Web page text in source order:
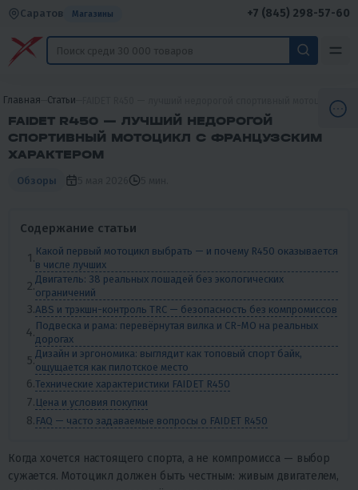
Саратов Магазины +7 (845) 298-57-60
Главная Статьи FAIDET R450 — лучший недорогой спортивный мотоцикл с
FAIDET R450 — ЛУЧШИЙ НЕДОРОГОЙ
СПОРТИВНЫЙ МОТОЦИКЛ С ФРАНЦУЗСКИМ
ХАРАКТЕРОМ
Обзоры
Содержание статьи
Какой первый мотоцикл выбрать — и почему R450 оказывается
в числе лучших
Двигатель: 38 реальных лошадей без экологических
ограничений
ABS и трэкшн-контроль TRC — безопасность без компромиссов
Подвеска и рама: перевёрнутая вилка и CR-MO на реальных
дорогах
Дизайн и эргономика: выглядит как топовый спорт байк,
ощущается как пилотское место
Технические характеристики FAIDET R450
Цена и условия покупки
FAQ — часто задаваемые вопросы о FAIDET R450
Когда хочется настоящего спорта, а не компромисса — выбор
сужается. Мотоцикл должен быть честным: живым двигателем,